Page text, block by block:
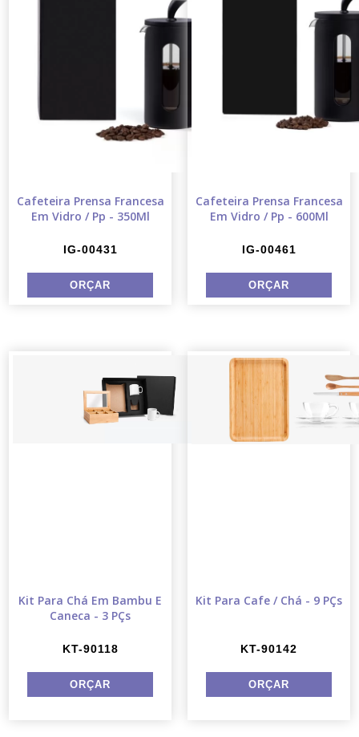
Cafeteira Prensa Francesa
Em Vidro / Pp - 350Ml
IG-00431
Cafeteira Prensa Francesa
Em Vidro / Pp - 600Ml
IG-00461
Kit Para Chá Em Bambu E
Caneca - 3 PÇs
KT-90118
Kit Para Cafe / Chá - 9 PÇs
KT-90142